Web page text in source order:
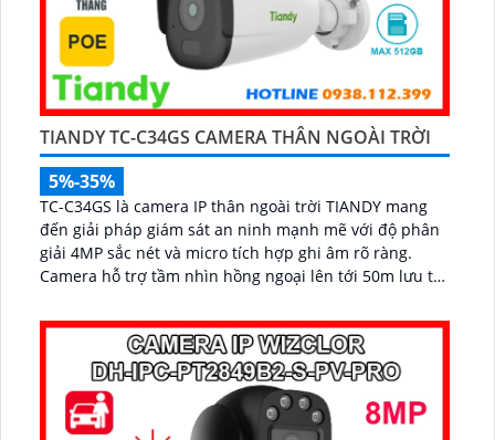
TIANDY TC-C34GS CAMERA THÂN NGOÀI TRỜI
5%-35%
TC-C34GS là camera IP thân ngoài trời TIANDY mang
đến giải pháp giám sát an ninh mạnh mẽ với độ phân
giải 4MP sắc nét và micro tích hợp ghi âm rõ ràng.
Camera hỗ trợ tầm nhìn hồng ngoại lên tới 50m lưu trữ
dàng lắp đặt nhờ công nghệ POE...